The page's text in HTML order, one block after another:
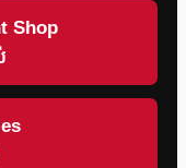
Shop